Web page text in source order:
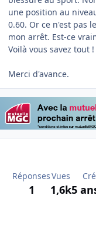
une position au
0.60. Or ce n'est pas
mon arrêt. Est-ce
Voilà vous savez tout !
Merci d'avance.
Réponses
1
Vues
1,6k5